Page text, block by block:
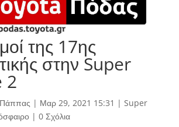
της 17ης
στην Super
2
| Μαρ 29, 2021 15:31 | Super
| 0 Σχόλια